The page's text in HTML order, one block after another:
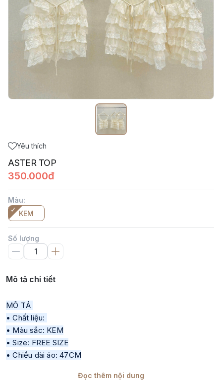
Yêu thích
ASTER TOP
350.000đ
Màu:
KEM
Số lượng
Mô tả chi tiết
MÔ TẢ
• Chất liệu:
• Màu sắc: KEM
• Size: FREE SIZE
• Chiều dài áo: 47CM
FREESIZE ( dưới 53kg ) Đọc thêm nội dung